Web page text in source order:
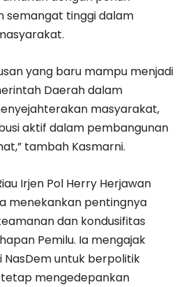
semangat tinggi dalam
yang baru mampu menjadi
Daerah dalam
masyarakat,
aktif dalam pembangunan
tambah Kasmarni.
Irjen Pol Herry Herjawan
menekankan pentingnya
dan kondusifitas
Pemilu. Ia mengajak
NasDem untuk berpolitik
mengedepankan